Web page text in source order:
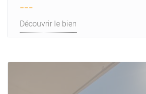
---
Découvrir le bien